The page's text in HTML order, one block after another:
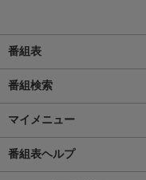
番組表
番組検索
マイメニュー
番組表ヘルプ